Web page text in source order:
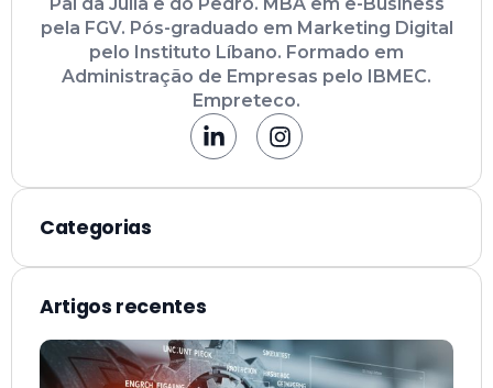
pela FGV. Pós-graduado em Marketing Digital
pelo Instituto Líbano. Formado em
Administração de Empresas pelo IBMEC.
Empreteco.
Categorias
Artigos recentes